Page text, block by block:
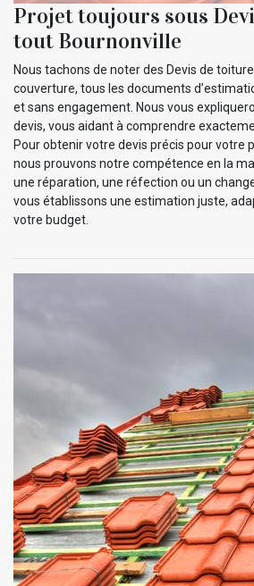
Projet toujours sous
tout Bournonville
Nous tachons de noter des Devis de
couverture, tous les documents
et sans engagement. Nous vous
devis, vous aidant à comprendre
Pour obtenir votre devis précis pour votre
nous prouvons notre compétence en la
une réparation, une réfection ou un
vous établissons une estimation juste,
votre budget.